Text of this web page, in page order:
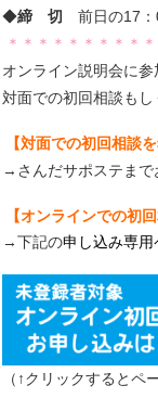
◆締 切 前日の17：
＊＊＊＊＊＊＊＊＊
オンライン説明会に参
対面での初回相談もし
【対面での初回相談
→さんだサポステまで
【オンラインでの初
→下記の申し込み専用
（↑クリックするとペ